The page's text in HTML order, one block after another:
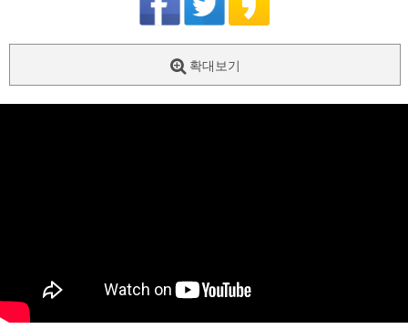
확대보기